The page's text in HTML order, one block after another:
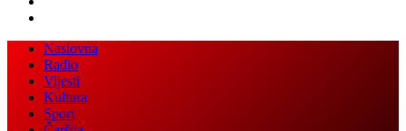
Facebook
Twitter
LinkedIn
WhatsApp
Viber
Back
button
Close
Vijesti
Kultura
Sport
Čaršija
Video